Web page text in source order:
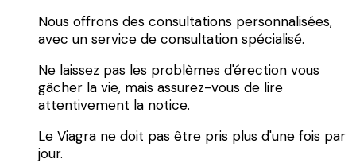
Nous offrons des consultations personnalisées,
avec un service de consultation spécialisé.
Ne laissez pas les problèmes d'érection vous
gâcher la vie, mais assurez-vous de lire
attentivement la notice.
Le Viagra ne doit pas être pris plus d'une fois par
jour.